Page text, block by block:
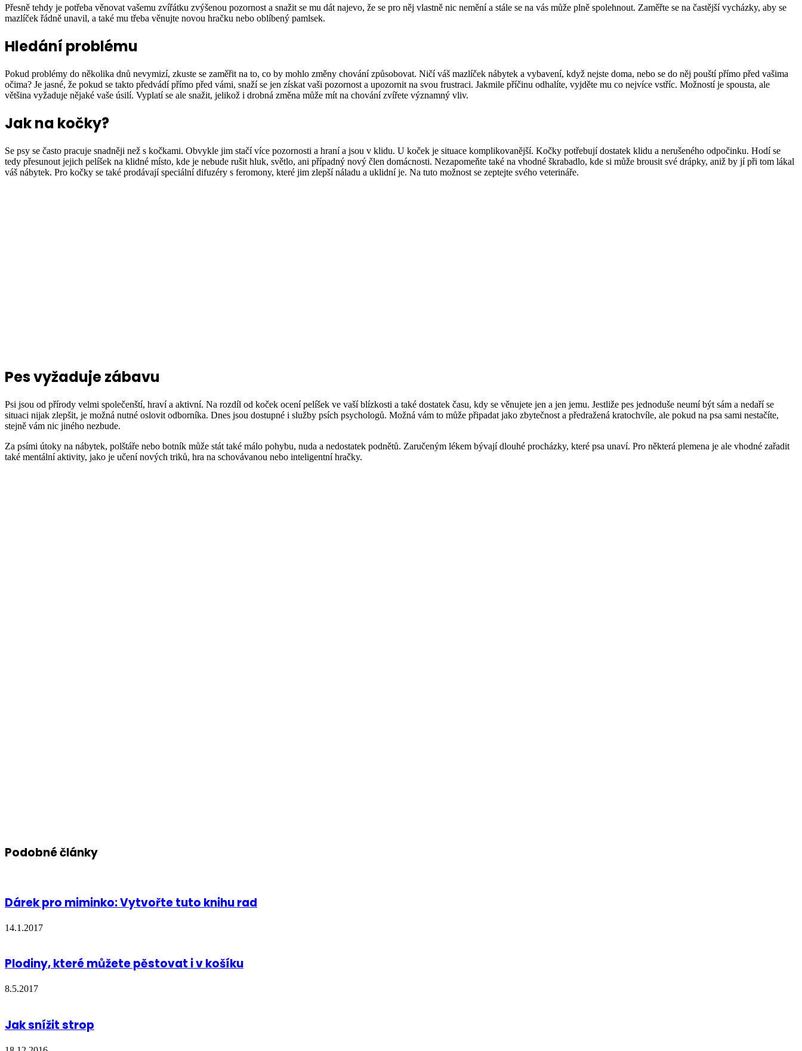
Přesně tehdy je potřeba věnovat vašemu zvířátku zvýšenou pozornost a snažit se mu dát najevo, že se pro něj vlastně nic nemění a stále se na vás může plně spolehnout. Zaměřte se na častější vycházky, aby se
mazlíček řádně unavil, a také mu třeba věnujte novou hračku nebo oblíbený pamlsek.
Hledání problému
Pokud problémy do několika dnů nevymizí, zkuste se zaměřit na to, co by mohlo změny chování způsobovat. Ničí váš mazlíček nábytek a vybavení, když nejste doma, nebo se do něj pouští přímo před vašima
očima? Je jasné, že pokud se takto předvádí přímo před vámi, snaží se jen získat vaši pozornost a upozornit na svou frustraci. Jakmile příčinu odhalíte, vyjděte mu co nejvíce vstříc. Možností je spousta, ale
většina vyžaduje nějaké vaše úsilí. Vyplatí se ale snažit, jelikož i drobná změna může mít na chování zvířete významný vliv.
Jak na kočky?
Se psy se často pracuje snadněji než s kočkami. Obvykle jim stačí více pozornosti a hraní a jsou v klidu. U koček je situace komplikovanější. Kočky potřebují dostatek klidu a nerušeného odpočinku. Hodí se
tedy přesunout jejich pelíšek na klidné místo, kde je nebude rušit hluk, světlo, ani případný nový člen domácnosti. Nezapomeňte také na vhodné škrabadlo, kde si může brousit své drápky, aniž by jí při tom lákal
váš nábytek. Pro kočky se také prodávají speciální difuzéry s feromony, které jim zlepší náladu a uklidní je. Na tuto možnost se zeptejte svého veterináře.
Pes vyžaduje zábavu
Psi jsou od přírody velmi společenští, hraví a aktivní. Na rozdíl od koček ocení pelíšek ve vaší blízkosti a také dostatek času, kdy se věnujete jen a jen jemu. Jestliže pes jednoduše neumí být sám a nedaří se
situaci nijak zlepšit, je možná nutné oslovit odborníka. Dnes jsou dostupné i služby psích psychologů. Možná vám to může připadat jako zbytečnost a předražená kratochvíle, ale pokud na psa sami nestačíte,
stejně vám nic jiného nezbude.
Za psími útoky na nábytek, polštáře nebo botník může stát také málo pohybu, nuda a nedostatek podnětů. Zaručeným lékem bývají dlouhé procházky, které psa unaví. Pro některá plemena je ale vhodné zařadit
také mentální aktivity, jako je učení nových triků, hra na schovávanou nebo inteligentní hračky.
Podobné články
Dárek pro miminko: Vytvořte tuto knihu rad
14.1.2017
Plodiny, které můžete pěstovat i v košíku
8.5.2017
Jak snížit strop